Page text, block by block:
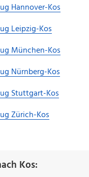
Hannover-Kos
Leipzig-Kos
München-Kos
Nürnberg-Kos
Stuttgart-Kos
Zürich-Kos
Kos: